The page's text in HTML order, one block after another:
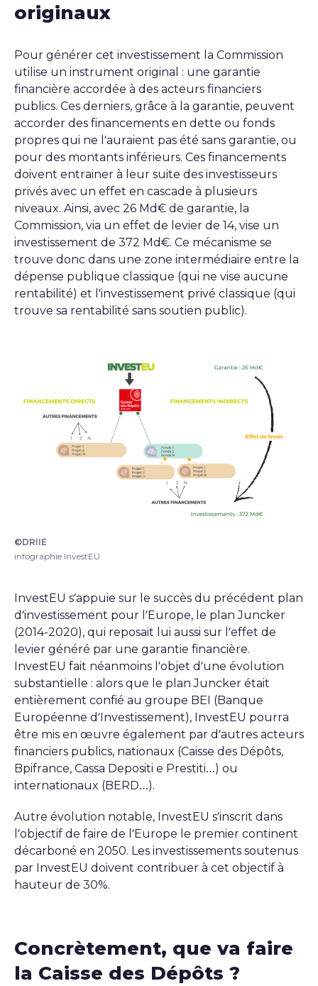
originaux
Pour générer cet investissement la Commission
utilise un instrument original : une garantie
financière accordée à des acteurs financiers
publics. Ces derniers, grâce à la garantie, peuvent
accorder des financements en dette ou fonds
propres qui ne l’auraient pas été sans garantie, ou
pour des montants inférieurs. Ces financements
doivent entrainer à leur suite des investisseurs
privés avec un effet en cascade à plusieurs
niveaux. Ainsi, avec 26 Md€ de garantie, la
Commission, via un effet de levier de 14, vise un
investissement de 372 Md€. Ce mécanisme se
trouve donc dans une zone intermédiaire entre la
dépense publique classique (qui ne vise aucune
rentabilité) et l’investissement privé classique (qui
trouve sa rentabilité sans soutien public).
infographie InvestEU
©DRIIE
infographie InvestEU
InvestEU s’appuie sur le succès du précédent plan
d’investissement pour l’Europe, le plan Juncker
(2014-2020), qui reposait lui aussi sur l’effet de
levier généré par une garantie financière.
InvestEU fait néanmoins l’objet d’une évolution
substantielle : alors que le plan Juncker était
entièrement confié au groupe BEI (Banque
Européenne d’Investissement), InvestEU pourra
être mis en œuvre également par d’autres acteurs
financiers publics, nationaux (Caisse des Dépôts,
Bpifrance, Cassa Depositi e Prestiti…) ou
internationaux (BERD…).
Autre évolution notable, InvestEU s’inscrit dans
l’objectif de faire de l’Europe le premier continent
décarboné en 2050. Les investissements soutenus
par InvestEU doivent contribuer à cet objectif à
hauteur de 30%.
Concrètement, que va faire
la Caisse des Dépôts ?